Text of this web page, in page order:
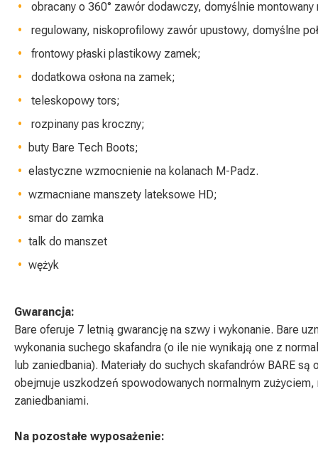
obracany o 360° zawór dodawczy, domyślnie
regulowany, niskoprofilowy zawór upustowy, domyślne
frontowy płaski plastikowy zamek;
dodatkowa osłona na zamek;
teleskopowy tors;
rozpinany pas kroczny;
buty Bare Tech Boots;
elastyczne wzmocnienie na kolanach M-Padz.
wzmacniane manszety lateksowe HD;
smar do zamka
talk do manszet
wężyk
Gwarancja:
Bare oferuje 7 letnią gwarancję na szwy i wykonanie. Bare
wykonania suchego skafandra (o ile nie wynikają one z
lub zaniedbania). Materiały do suchych skafandrów BARE
obejmuje uszkodzeń spowodowanych normalnym zużyciem,
zaniedbaniami.
Na pozostałe wyposażenie: